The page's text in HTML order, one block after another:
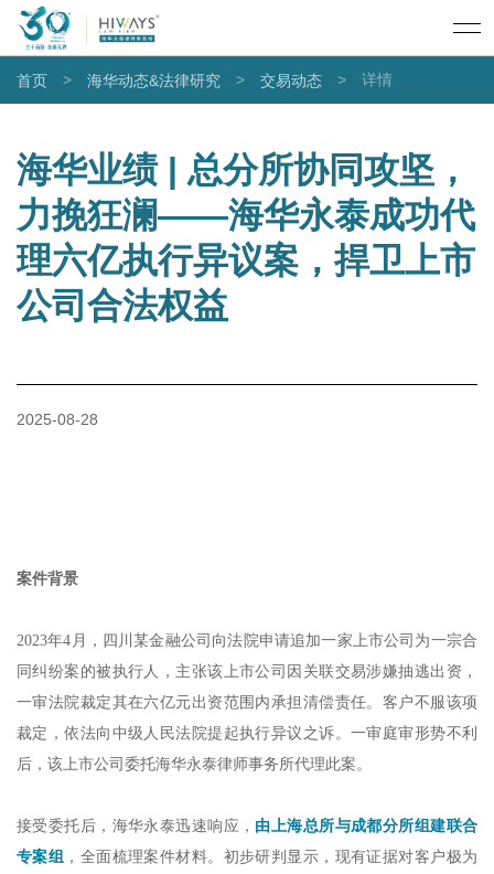
首页 > 海华动态&法律研究 > 交易动态 > 详情
海华业绩 | 总分所协同攻坚，
力挽狂澜——海华永泰成功代
理六亿执行异议案，捍卫上市
公司合法权益
2025-08-28
案件背景
2023年4月，四川某金融公司向法院申请追加一家上市公司为一宗合
同纠纷案的被执行人，主张该上市公司因关联交易涉嫌抽逃出资，
一审法院裁定其在六亿元出资范围内承担清偿责任。客户不服该项
裁定，依法向中级人民法院提起执行异议之诉。一审庭审形势不利
后，该上市公司委托海华永泰律师事务所代理此案。
接受委托后，海华永泰迅速响应， 由上海总所与成都分所组建联合
专案组 ，全面梳理案件材料。初步研判显示，现有证据对客户极为